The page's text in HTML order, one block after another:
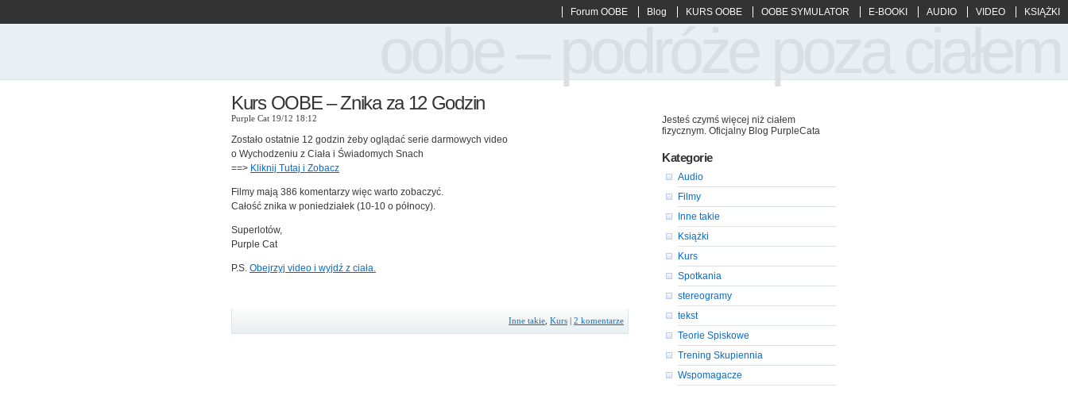
Forum OOBE Blog KURS OOBE OOBE SYMULATOR E-BOOKI AUDIO VIDEO KSIĄŻKI
Kurs OOBE – Znika za 12 Godzin
Purple Cat 19/12 18:12
Zostało ostatnie 12 godzin żeby oglądać serie darmowych video
o Wychodzeniu z Ciała i Świadomych Snach
==> Kliknij Tutaj i Zobacz
Filmy mają 386 komentarzy więc warto zobaczyć.
Całość znika w poniedziałek (10-10 o północy).
Superlotów,
Purple Cat
P.S. Obejrzyj video i wyjdź z ciała.
Inne takie Kurs 2 komentarze
Jesteś czymś więcej niż ciałem
fizycznym. Oficjalny Blog PurpleCata
Kategorie
Audio
Filmy
Inne takie
Książki
Kurs
Spotkania
stereogramy
tekst
Teorie Spiskowe
Trening Skupiennia
Wspomagacze